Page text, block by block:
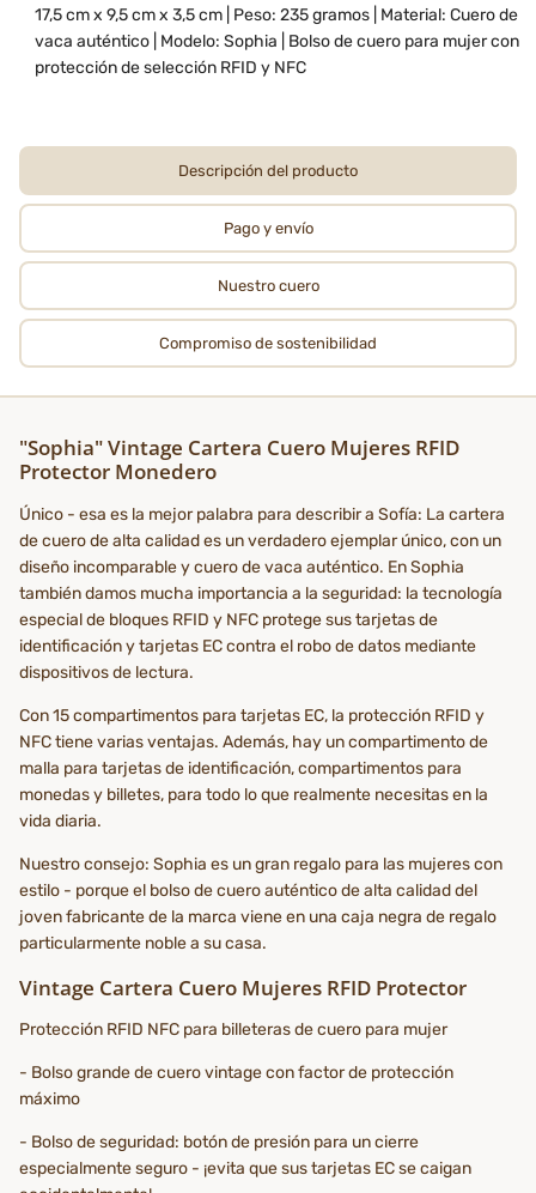
17,5 cm x 9,5 cm x 3,5 cm | Peso: 235 gramos | Material: Cuero de
vaca auténtico | Modelo: Sophia | Bolso de cuero para mujer con
protección de selección RFID y NFC
Descripción del producto
Pago y envío
Nuestro cuero
Compromiso de sostenibilidad
"Sophia" Vintage Cartera Cuero Mujeres RFID
Protector Monedero
Único - esa es la mejor palabra para describir a Sofía: La cartera
de cuero de alta calidad es un verdadero ejemplar único, con un
diseño incomparable y cuero de vaca auténtico. En Sophia
también damos mucha importancia a la seguridad: la tecnología
especial de bloques RFID y NFC protege sus tarjetas de
identificación y tarjetas EC contra el robo de datos mediante
dispositivos de lectura.
Con 15 compartimentos para tarjetas EC, la protección RFID y
NFC tiene varias ventajas. Además, hay un compartimento de
malla para tarjetas de identificación, compartimentos para
monedas y billetes, para todo lo que realmente necesitas en la
vida diaria.
Nuestro consejo: Sophia es un gran regalo para las mujeres con
estilo - porque el bolso de cuero auténtico de alta calidad del
joven fabricante de la marca viene en una caja negra de regalo
particularmente noble a su casa.
Vintage Cartera Cuero Mujeres RFID Protector
Protección RFID NFC para billeteras de cuero para mujer
- Bolso grande de cuero vintage con factor de protección
máximo
- Bolso de seguridad: botón de presión para un cierre
especialmente seguro - ¡evita que sus tarjetas EC se caigan